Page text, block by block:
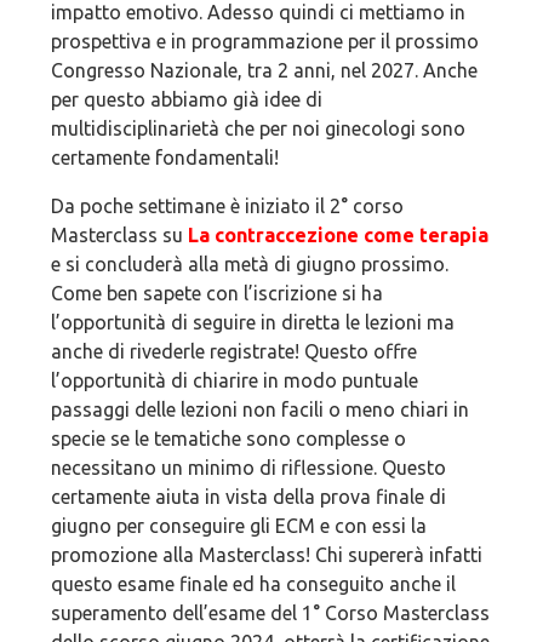
impatto emotivo. Adesso quindi ci mettiamo in
prospettiva e in programmazione per il prossimo
Congresso Nazionale, tra 2 anni, nel 2027. Anche
per questo abbiamo già idee di
multidisciplinarietà che per noi ginecologi sono
certamente fondamentali!
Da poche settimane è iniziato il 2° corso
Masterclass su La contraccezione come terapia
e si concluderà alla metà di giugno prossimo.
Come ben sapete con l’iscrizione si ha
l’opportunità di seguire in diretta le lezioni ma
anche di rivederle registrate! Questo offre
l’opportunità di chiarire in modo puntuale
passaggi delle lezioni non facili o meno chiari in
specie se le tematiche sono complesse o
necessitano un minimo di riflessione. Questo
certamente aiuta in vista della prova finale di
giugno per conseguire gli ECM e con essi la
promozione alla Masterclass! Chi supererà infatti
questo esame finale ed ha conseguito anche il
superamento dell’esame del 1° Corso Masterclass